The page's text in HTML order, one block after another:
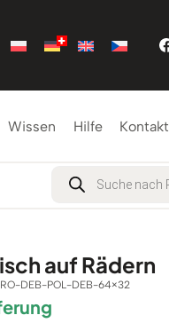
Wissen Hilfe Kontakt
Products
search
auf Rädern
DEB-POL-DEB-64×32